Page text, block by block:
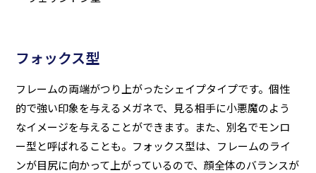
フォックス型
フレームの両端がつり上がったシェイプタイプです。個性
的で強い印象を与えるメガネで、見る相手に小悪魔のよう
なイメージを与えることができます。また、別名でモンロ
ー型と呼ばれることも。フォックス型は、フレームのライ
ンが目尻に向かって上がっているので、顔全体のバランスが